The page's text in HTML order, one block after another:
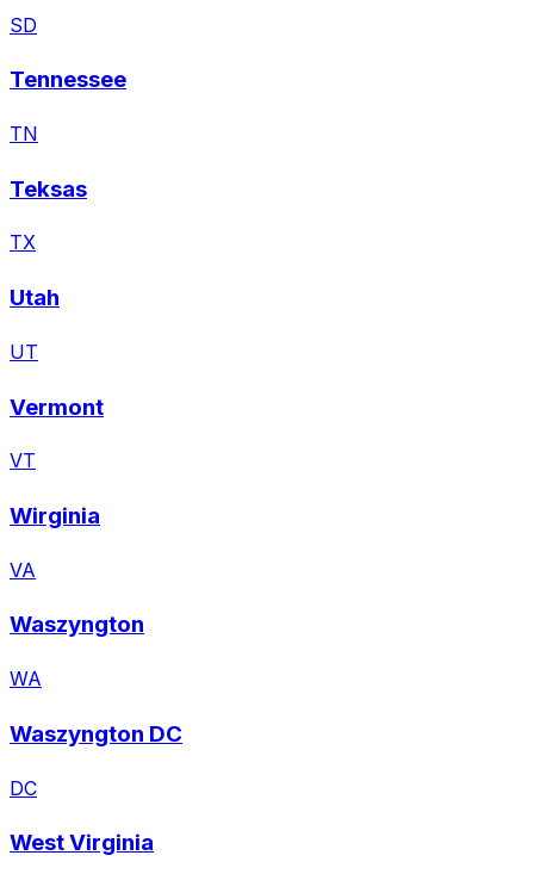
SD
Tennessee
TN
Teksas
TX
Utah
UT
Vermont
VT
Wirginia
VA
Waszyngton
WA
Waszyngton DC
DC
West Virginia